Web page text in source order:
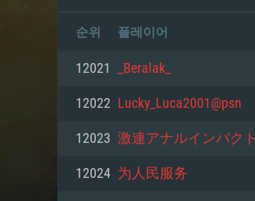
순위 플레이어
12021 _Beralak_
12022 Lucky_Luca2001@psn
12023 激連アナルインパクト
12024 为人民服务